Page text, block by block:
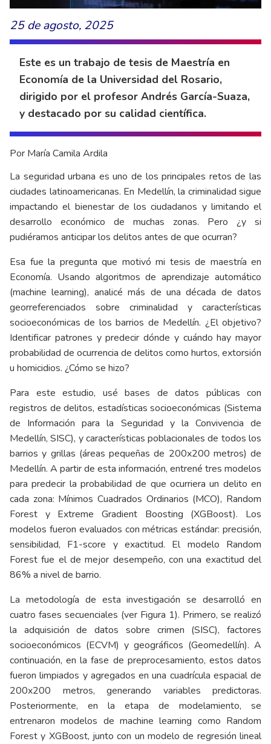
25 de agosto, 2025
Este es un trabajo de tesis de Maestría en
Economía de la Universidad del Rosario,
dirigido por el profesor Andrés García-Suaza,
y destacado por su calidad científica.
Por María Camila Ardila
La seguridad urbana es uno de los principales retos de las
ciudades latinoamericanas. En Medellín, la criminalidad sigue
impactando el bienestar de los ciudadanos y limitando el
desarrollo económico de muchas zonas. Pero ¿y si
pudiéramos anticipar los delitos antes de que ocurran?
Esa fue la pregunta que motivó mi tesis de maestría en
Economía. Usando algoritmos de aprendizaje automático
(machine learning), analicé más de una década de datos
georreferenciados sobre criminalidad y características
socioeconómicas de los barrios de Medellín. ¿El objetivo?
Identificar patrones y predecir dónde y cuándo hay mayor
probabilidad de ocurrencia de delitos como hurtos, extorsión
u homicidios. ¿Cómo se hizo?
Para este estudio, usé bases de datos públicas con
registros de delitos, estadísticas socioeconómicas (Sistema
de Información para la Seguridad y la Convivencia de
Medellín, SISC), y características poblacionales de todos los
barrios y grillas (áreas pequeñas de 200x200 metros) de
Medellín. A partir de esta información, entrené tres modelos
para predecir la probabilidad de que ocurriera un delito en
cada zona: Mínimos Cuadrados Ordinarios (MCO), Random
Forest y Extreme Gradient Boosting (XGBoost). Los
modelos fueron evaluados con métricas estándar: precisión,
sensibilidad, F1-score y exactitud. El modelo Random
Forest fue el de mejor desempeño, con una exactitud del
86% a nivel de barrio.
La metodología de esta investigación se desarrolló en
cuatro fases secuenciales (ver Figura 1). Primero, se realizó
la adquisición de datos sobre crimen (SISC), factores
socioeconómicos (ECVM) y geográficos (Geomedellín). A
continuación, en la fase de preprocesamiento, estos datos
fueron limpiados y agregados en una cuadrícula espacial de
200x200 metros, generando variables predictoras.
Posteriormente, en la etapa de modelamiento, se
entrenaron modelos de machine learning como Random
Forest y XGBoost, junto con un modelo de regresión lineal